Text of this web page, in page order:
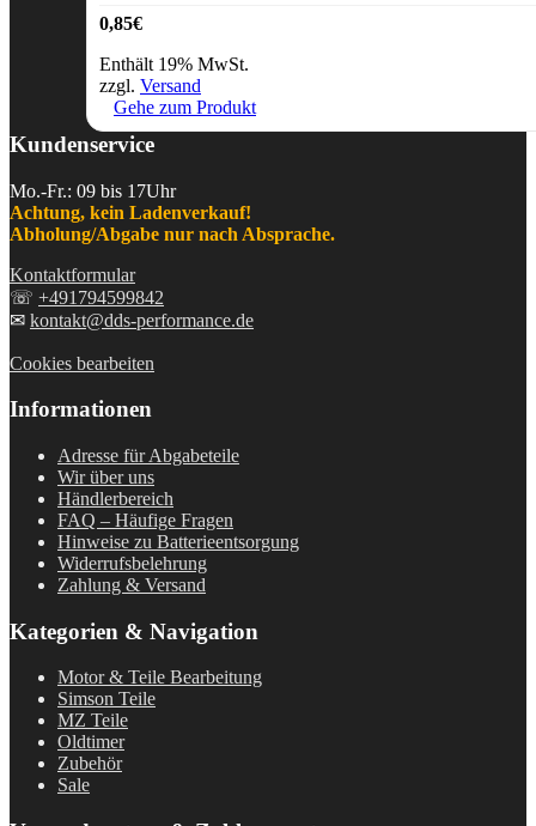
0,85€
Enthält 19% MwSt.
zzgl. Versand
Gehe zum Produkt
Kundenservice
Mo.-Fr.: 09 bis 17Uhr
Achtung, kein Ladenverkauf!
Abholung/Abgabe nur nach Absprache.
Kontaktformular
☏ +491794599842
✉ kontakt@dds-performance.de
Cookies bearbeiten
Informationen
Adresse für Abgabeteile
Wir über uns
Händlerbereich
FAQ – Häufige Fragen
Hinweise zu Batterieentsorgung
Widerrufsbelehrung
Zahlung & Versand
Kategorien & Navigation
Motor & Teile Bearbeitung
Simson Teile
MZ Teile
Oldtimer
Zubehör
Sale